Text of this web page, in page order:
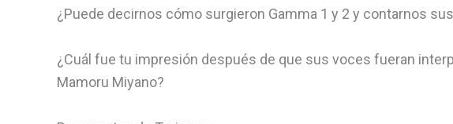
¿Puede decirnos cómo surgieron Gamma 1 y 2 y contarnos
¿Cuál fue tu impresión después de que sus voces fueran
Mamoru Miyano?